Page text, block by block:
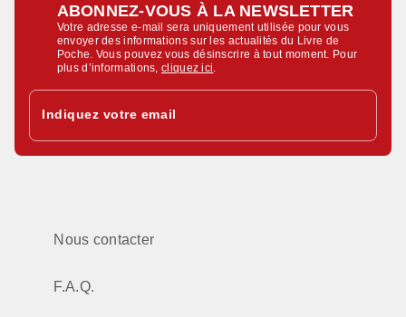
ABONNEZ-VOUS À LA NEWSLETTER
Votre adresse e-mail sera uniquement utilisée pour vous
envoyer des informations sur les actualités du Livre de
Poche. Vous pouvez vous désinscrire à tout moment. Pour
plus d’informations,cliquez ici
Indiquez votre email
Nous contacter
F.A.Q.